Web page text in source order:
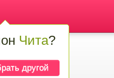
Чита?
другой